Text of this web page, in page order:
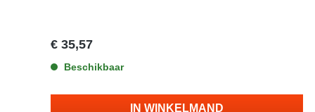
mmHandig klein formaatHandvaten in te korten om in
kleine ruimte rondom te kunnen snijdenInclusief 3
€ 35,57
Beschikbaar
IN WINKELMAND